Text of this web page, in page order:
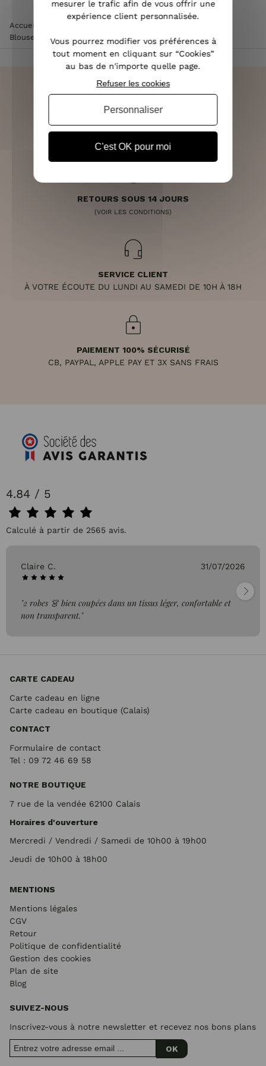
Accueil
Blouse imprimé python marron col V pailleté
LIVRAISON RAPIDE
RETOURS SOUS 14 JOURS
(VOIR LES CONDITIONS)
SERVICE CLIENT
À VOTRE ÉCOUTE DU LUNDI AU SAMEDI DE 10H À 18H
PAIEMENT 100% SÉCURISÉ
CB, PAYPAL, APPLE PAY ET 3X SANS FRAIS
4.84 / 5
Calculé à partir de 2565 avis.
Claire C. 31/07/2026
"2 robes 👗 bien coupées dans un tissus léger, confortable et
non transparent."
CARTE CADEAU
Carte cadeau en ligne
Carte cadeau en boutique (Calais)
CONTACT
Formulaire de contact
Tel : 09 72 46 69 58
NOTRE BOUTIQUE
7 rue de la vendée 62100 Calais
Horaires d'ouverture
Mercredi / Vendredi / Samedi de 10h00 à 19h00
Jeudi de 10h00 à 18h00
MENTIONS
Mentions légales
CGV
Retour
Politique de confidentialité
Gestion des cookies
Plan de site
Blog
SUIVEZ-NOUS
Inscrivez-vous à notre newsletter et recevez nos bons plans
OK
mesurer le trafic afin de vous offrir une
expérience client personnalisée.
Vous pourrez modifier vos préférences à
tout moment en cliquant sur “Cookies”
au bas de n'importe quelle page.
C'est OK pour moi
Refuser les cookies
Personnaliser